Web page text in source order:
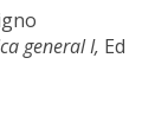
general I, Ed